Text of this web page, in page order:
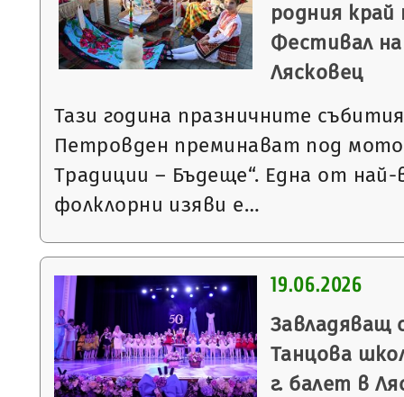
родния
Фестивал
Лясковец
Тази година празничните
Петровден преминават под
Традиции – Бъдеще“. Една от
фолклорни изяви е…
19.06.2026
Завладяващ
Танцова
г. балет в